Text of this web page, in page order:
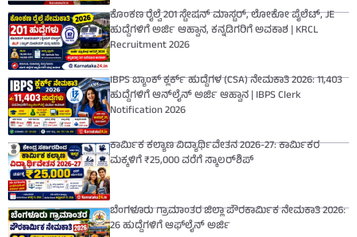
ಕೊಂಕಣ ರೈಲ್ವೆ 201 ಸ್ಟೇಷನ್ ಮಾಸ್ಟರ್, ಲೋಕೋ ಪೈಲೆಟ್, JE
ಹುದ್ದೆಗಳಿಗೆ ಅರ್ಜಿ ಆಹ್ವಾನ, ಕನ್ನಡಿಗರಿಗೆ ಅವಕಾಶ | KRCL
Recruitment 2026
IBPS ಬ್ಯಾಂಕ್ ಕ್ಲರ್ಕ್ ಹುದ್ದೆಗಳ (CSA) ನೇಮಕಾತಿ 2026: 11,403
ಹುದ್ದೆಗಳಿಗೆ ಆನ್‌ಲೈನ್ ಅರ್ಜಿ ಆಹ್ವಾನ | IBPS Clerk
Notification 2026
ಕಾರ್ಮಿಕ ಕಲ್ಯಾಣ ವಿದ್ಯಾರ್ಥಿವೇತನ 2026-27: ಕಾರ್ಮಿಕರ
ಮಕ್ಕಳಿಗೆ ₹25,000 ವರೆಗೆ ಸ್ಕಾಲರ್‌ಶಿಪ್
ಬೆಂಗಳೂರು ಗ್ರಾಮಾಂತರ ಜಿಲ್ಲಾ ಪೌರಕಾರ್ಮಿಕ ನೇಮಕಾತಿ 2026:
26 ಹುದ್ದೆಗಳಿಗೆ ಆಫ್‌ಲೈನ್ ಅರ್ಜಿ